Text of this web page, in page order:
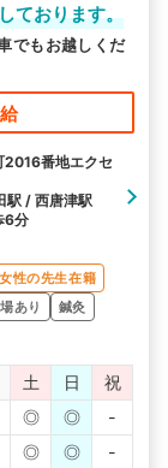
ております。
でもお越しくだ
2016番地エクセ
駅 / 西唐津駅
6分
女性の先生在籍
あり
鍼灸
土 日
祝
◎ ◎
-
◎ ◎ -